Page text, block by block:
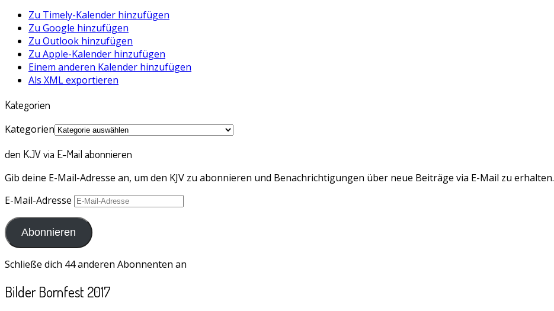
Zu Timely-Kalender hinzufügen
Zu Google hinzufügen
Zu Outlook hinzufügen
Zu Apple-Kalender hinzufügen
Einem anderen Kalender hinzufügen
Als XML exportieren
Kategorien
Kategorien
den KJV via E-Mail abonnieren
Gib deine E-Mail-Adresse an, um den KJV zu abonnieren und Benachrichtigungen über neue Beiträge via E-Mail zu erhalten.
E-Mail-Adresse
Abonnieren
Schließe dich 44 anderen Abonnenten an
Bilder Bornfest 2017